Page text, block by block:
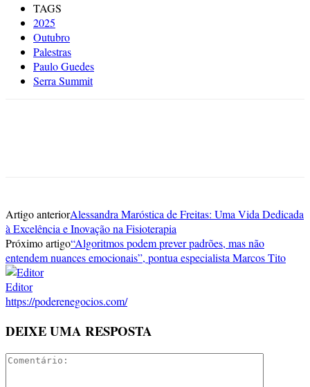
TAGS
2025
Outubro
Palestras
Paulo Guedes
Serra Summit
Artigo anteriorAlessandra Maróstica de Freitas: Uma Vida Dedicada
à Excelência e Inovação na Fisioterapia
Próximo artigo“Algoritmos podem prever padrões, mas não
entendem nuances emocionais”, pontua especialista Marcos Tito
Editor
https://poderenegocios.com/
DEIXE UMA RESPOSTA